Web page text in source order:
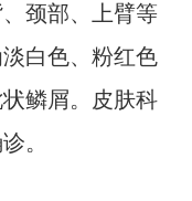
颈部、上臂等
白色、粉红色
鳞屑。皮肤科
。